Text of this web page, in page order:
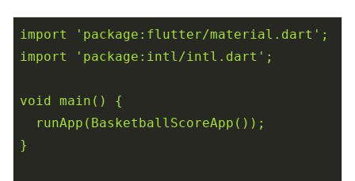
import 'package:flutter/material.dart' ;
import
'package:intl/intl.dart' ;
void main()
{
runApp(BasketballScoreApp());
}